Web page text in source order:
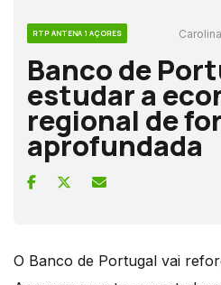
RTP ANTENA 1 AÇORES
Banco de
estudar a
regional de
aprofundada
O Banco de Portugal vai